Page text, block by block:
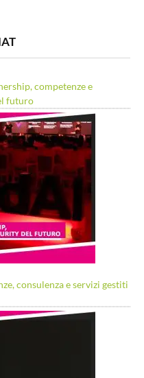
competenze e
futuro
consulenza e servizi gestiti